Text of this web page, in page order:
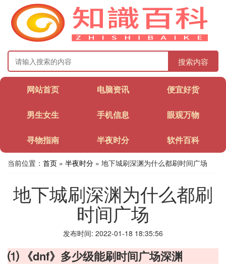
搜索内容
网站首页 电脑资讯 便宜好货
男生女生 手机信息 眼观万物
寻物指南 半夜时分 软件百科
当前位置： 首页 » 半夜时分 » 地下城刷深渊为什么都刷时间广场
地下城刷深渊为什么都刷
时间广场
发布时间: 2022-01-18 18:35:56
⑴ 《dnf》多少级能刷时间广场深渊